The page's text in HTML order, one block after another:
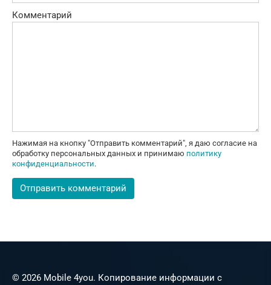
Комментарий
Нажимая на кнопку "Отправить комментарий", я даю согласие на
обработку персональных данных и принимаю политику
конфиденциальности.
© 2026 Mobile 4you. Копирование информации с